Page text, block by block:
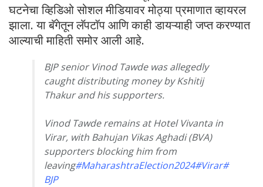
घटनेचा व्हिडिओ सोशल मीडियावर मोठ्या प्रमाणात व्हायरल
झाला. या बॅगेतून लॅपटॉप आणि काही डायऱ्याही जप्त करण्यात
आल्याची माहिती समोर आली आहे.
BJP senior Vinod Tawde was allegedly
caught distributing money by Kshitij
Thakur and his supporters.
Vinod Tawde remains at Hotel Vivanta in
Virar, with Bahujan Vikas Aghadi (BVA)
supporters blocking him from
leaving#MaharashtraElection2024#Virar#
BJP